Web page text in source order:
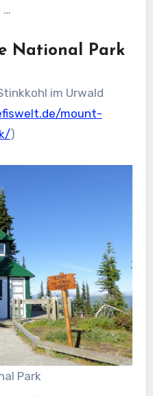
…
National Park
im Urwald
mount-
)
Park